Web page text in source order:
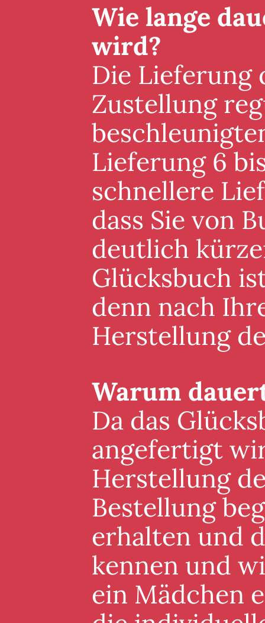
Wie lange
wird?
Die Lieferung
Zustellung
Lieferung 6
schnellere
dass Sie von
deutlich
Glücksbuch
denn nach
Herstellung
Warum
Da das
angefertigt
Herstellung
Bestellung
erhalten und
kennen und
ein Mädchen